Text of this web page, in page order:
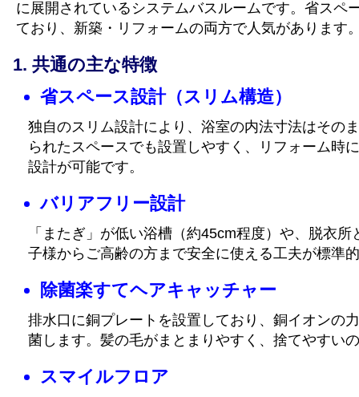
に展開されているシステムバスルームです。省スペ
ており、新築・リフォームの両方で人気があります
共通の主な特徴
省スペース設計（スリム構造）
独自のスリム設計により、浴室の内法寸法はその
られたスペースでも設置しやすく、リフォーム時
設計が可能です。
バリアフリー設計
「またぎ」が低い浴槽（約45cm程度）や、脱衣
子様からご高齢の方まで安全に使える工夫が標準
除菌楽すてヘアキャッチャー
排水口に銅プレートを設置しており、銅イオンの
菌します。髪の毛がまとまりやすく、捨てやすい
スマイルフロア